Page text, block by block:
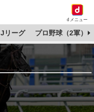
dメニュー
Jリーグ プロ野球（2軍）